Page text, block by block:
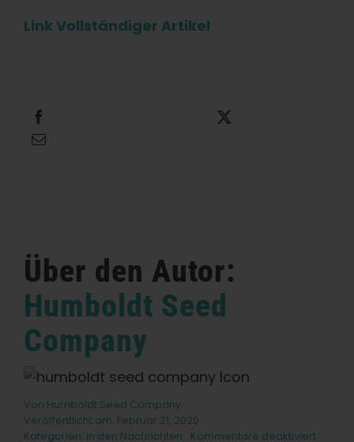
Link Vollständiger Artikel
Über den Autor:
Humboldt Seed
Company
Von Humboldt Seed Company
Veröffentlicht am: Februar 21, 2020
Kategorien: In den Nachrichten Kommentare deaktiviertfür